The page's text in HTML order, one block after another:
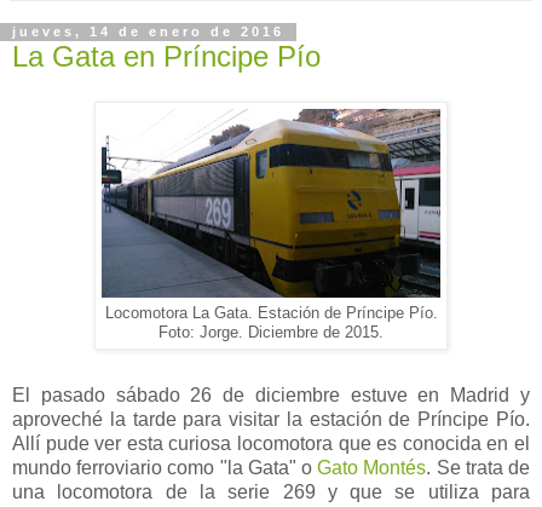
jueves, 14 de enero de 2016
La Gata en Príncipe Pío
Locomotora La Gata. Estación de Príncipe Pío.
Foto: Jorge. Diciembre de 2015.
El pasado sábado 26 de diciembre estuve en Madrid y
aproveché la tarde para visitar la estación de Príncipe Pío.
Allí pude ver esta curiosa locomotora que es conocida en el
mundo ferroviario como "la Gata" oGato Montés. Se trata de
una locomotora de la serie 269 y que se utiliza para